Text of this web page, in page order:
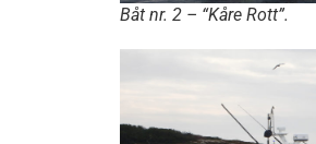
Båt nr. 2 – “Kåre Rott”.